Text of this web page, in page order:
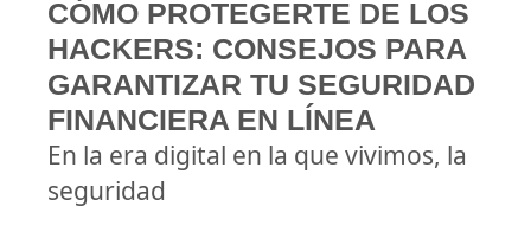
CÓMO PROTEGERTE DE LOS
HACKERS: CONSEJOS PARA
GARANTIZAR TU SEGURIDAD
FINANCIERA EN LÍNEA
En la era digital en la que vivimos, la
seguridad